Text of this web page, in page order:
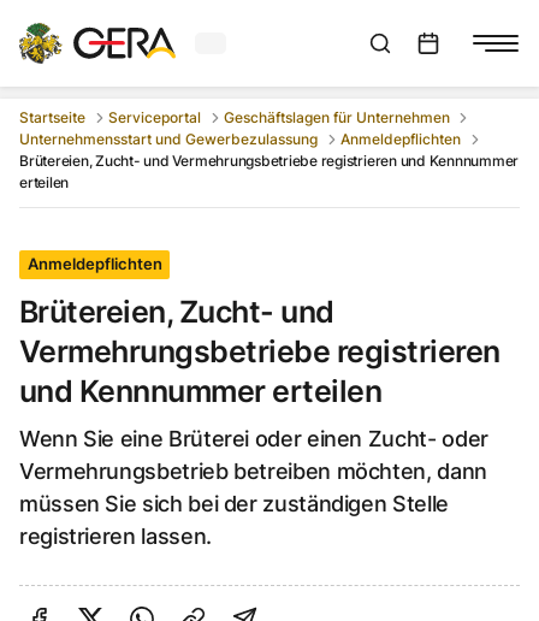
Aktuelles Wetter in GeraSuchleiste anzeigen
Startseite Serviceportal
Geschäftslagen für Unternehmen
Unternehmensstart und Gewerbezulassung
Anmeldepflichten
Brütereien, Zucht- und Vermehrungsbetriebe registrieren und Kennnummer
erteilen
Anmeldepflichten
Brütereien, Zucht- und
Vermehrungsbetriebe registrieren
und Kennnummer erteilen
Wenn Sie eine Brüterei oder einen Zucht- oder
Vermehrungsbetrieb betreiben möchten, dann
müssen Sie sich bei der zuständigen Stelle
registrieren lassen.